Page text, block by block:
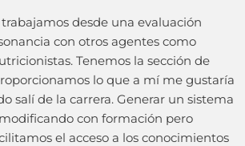
desde una evaluación
con otros agentes como
Tenemos la sección de
lo que a mí me gustaría
salí de la carrera. Generar un sistema
con formación pero
el acceso a los conocimientos